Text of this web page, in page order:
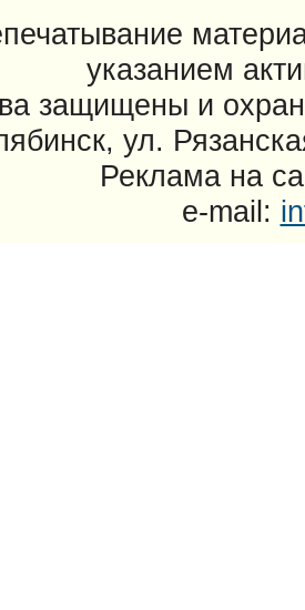
указанием
защищены и
ул.
Реклама на
e-mail: